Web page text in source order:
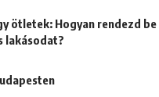
ötletek: Hogyan rendezd be
lakásodat?